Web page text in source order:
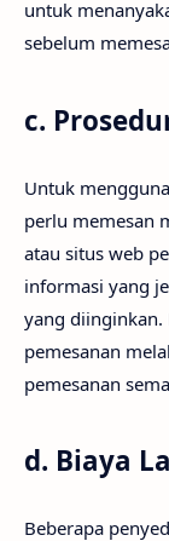
untuk
sebelum
c.
Untuk
perlu memesan
atau situs web
informasi yang
yang diinginkan.
pemesanan
pemesanan
d. Biaya
Beberapa